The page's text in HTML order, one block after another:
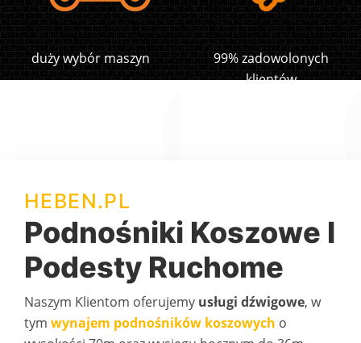
duży wybór maszyn
99% zadowolonych
klientów
HEBEN.PL
Podnośniki Koszowe I
Podesty Ruchome
Naszym Klientom oferujemy usługi dźwigowe, w
tym wynajem podnośników koszowych o